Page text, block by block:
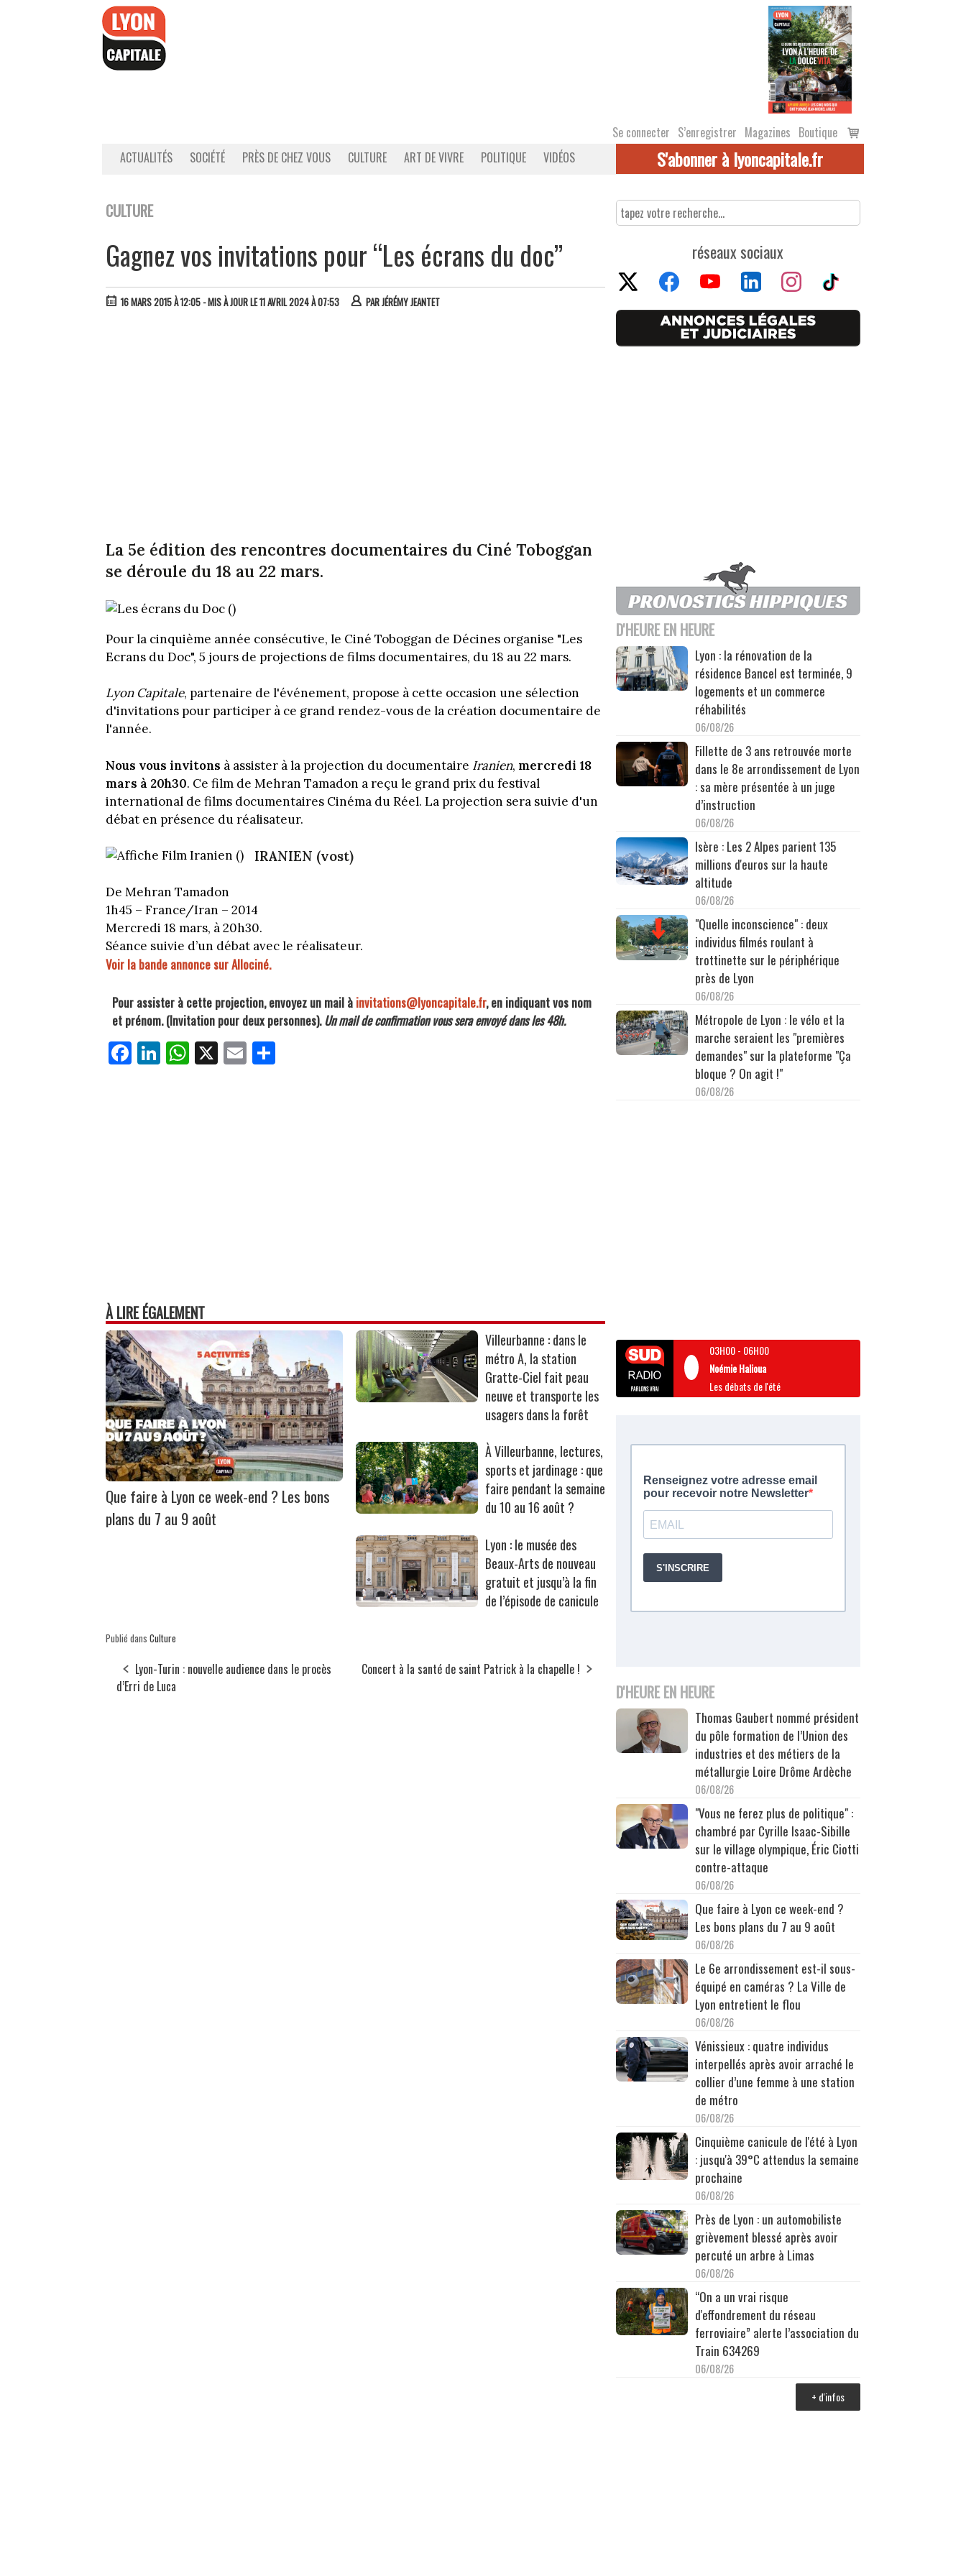
Se connecter S’enregistrer Magazines Boutique
Voir
le
ACTUALITÉS SOCIÉTÉ PRÈS DE CHEZ VOUS CULTURE ART DE VIVRE POLITIQUE VIDÉOS S'abonner à lyoncapitale.fr
CULTURE
Gagnez vos invitations pour “Les écrans du doc”
16 MARS 2015 À 12:05 - MIS À JOUR LE 11 AVRIL 2024 À 07:53 PARJÉRÉMY JEANTET
La 5e édition des rencontres documentaires du Ciné Toboggan
se déroule du 18 au 22 mars.
Pour la cinquième année consécutive, le Ciné Toboggan de Décines organise "Les
Ecrans du Doc", 5 jours de projections de films documentaires, du 18 au 22 mars.
Lyon Capitale, partenaire de l'événement, propose à cette occasion une sélection
d'invitations pour participer à ce grand rendez-vous de la création documentaire de
l'année.
Nous vous invitons à assister à la projection du documentaire Iranien, mercredi 18
mars à 20h30. Ce film de Mehran Tamadon a reçu le grand prix du festival
international de films documentaires Cinéma du Réel. La projection sera suivie d'un
débat en présence du réalisateur.
IRANIEN (vost)
De Mehran Tamadon
1h45 – France/Iran – 2014
Mercredi 18 mars, à 20h30.
Séance suivie d’un débat avec le réalisateur.
Voir la bande annonce sur Allociné.
Pour assister à cette projection, envoyez un mail à invitations@lyoncapitale.fr, en indiquant vos nom
et prénom. (Invitation pour deux personnes).Un mail de confirmation vous sera envoyé dans les 48h.
Fa
ce
Li
nk
W
ha
X E
m
À LIRE ÉGALEMENT
Que faire à Lyon ce week-end ? Les bons
plans du 7 au 9 août
Villeurbanne : dans le
métro A, la station
Gratte-Ciel fait peau
neuve et transporte les
usagers dans la forêt
À Villeurbanne, lectures,
sports et jardinage : que
faire pendant la semaine
du 10 au 16 août ?
Lyon : le musée des
Beaux-Arts de nouveau
gratuit et jusqu’à la fin
de l’épisode de canicule
Publié dans Culture
Lyon-Turin : nouvelle audience dans le procès
d’Erri de Luca
Concert à la santé de saint Patrick à la chapelle !
réseaux sociaux
D'HEURE EN HEURE
Lyon : la rénovation de la
résidence Bancel est terminée, 9
logements et un commerce
réhabilités
06/08/26
Fillette de 3 ans retrouvée morte
dans le 8e arrondissement de Lyon
: sa mère présentée à un juge
d’instruction
06/08/26
Isère : Les 2 Alpes parient 135
millions d'euros sur la haute
altitude
06/08/26
"Quelle inconscience" : deux
individus filmés roulant à
trottinette sur le périphérique
près de Lyon
06/08/26
Métropole de Lyon : le vélo et la
marche seraient les "premières
demandes" sur la plateforme "Ça
bloque ? On agit !"
06/08/26
03H00- 06H00
Noémie Halioua
Les débats de l'été
D'HEURE EN HEURE
Thomas Gaubert nommé président
du pôle formation de l’Union des
industries et des métiers de la
métallurgie Loire Drôme Ardèche
06/08/26
"Vous ne ferez plus de politique" :
chambré par Cyrille Isaac-Sibille
sur le village olympique, Éric Ciotti
contre-attaque
06/08/26
Que faire à Lyon ce week-end ?
Les bons plans du 7 au 9 août
06/08/26
Le 6e arrondissement est-il sous-
équipé en caméras ? La Ville de
Lyon entretient le flou
06/08/26
Vénissieux : quatre individus
interpellés après avoir arraché le
collier d’une femme à une station
de métro
06/08/26
Cinquième canicule de l'été à Lyon
: jusqu'à 39°C attendus la semaine
prochaine
06/08/26
Près de Lyon : un automobiliste
grièvement blessé après avoir
percuté un arbre à Limas
06/08/26
“On a un vrai risque
d'effondrement du réseau
ferroviaire” alerte l’association du
Train 634269
06/08/26
+ d'infos